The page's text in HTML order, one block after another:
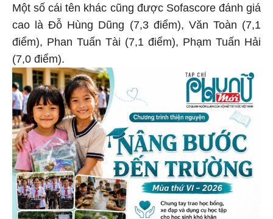
Một số cái tên khác cũng được Sofascore đánh giá
cao là Đỗ Hùng Dũng (7,3 điểm), Văn Toàn (7,1
điểm), Phan Tuấn Tài (7,1 điểm), Phạm Tuấn Hải
(7,0 điểm).